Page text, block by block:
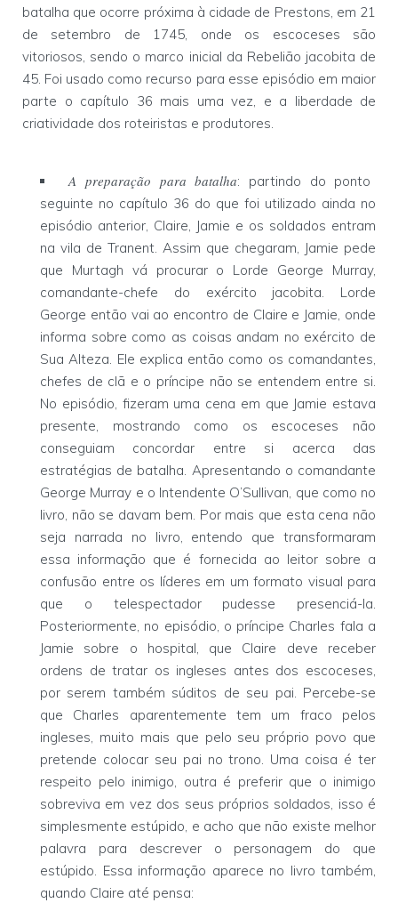
batalha que ocorre próxima à cidade de Prestons, em 21
de setembro de 1745, onde os escoceses são
vitoriosos, sendo o marco inicial da Rebelião jacobita de
45. Foi usado como recurso para esse episódio em maior
parte o capítulo 36 mais uma vez, e a liberdade de
criatividade dos roteiristas e produtores.
A preparação para batalha: partindo do ponto
seguinte no capítulo 36 do que foi utilizado ainda no
episódio anterior, Claire, Jamie e os soldados entram
na vila de Tranent. Assim que chegaram, Jamie pede
que Murtagh vá procurar o Lorde George Murray,
comandante-chefe do exército jacobita. Lorde
George então vai ao encontro de Claire e Jamie, onde
informa sobre como as coisas andam no exército de
Sua Alteza. Ele explica então como os comandantes,
chefes de clã e o príncipe não se entendem entre si.
No episódio, fizeram uma cena em que Jamie estava
presente, mostrando como os escoceses não
conseguiam concordar entre si acerca das
estratégias de batalha. Apresentando o comandante
George Murray e o Intendente O’Sullivan, que como no
livro, não se davam bem. Por mais que esta cena não
seja narrada no livro, entendo que transformaram
essa informação que é fornecida ao leitor sobre a
confusão entre os líderes em um formato visual para
que o telespectador pudesse presenciá-la.
Posteriormente, no episódio, o príncipe Charles fala a
Jamie sobre o hospital, que Claire deve receber
ordens de tratar os ingleses antes dos escoceses,
por serem também súditos de seu pai. Percebe-se
que Charles aparentemente tem um fraco pelos
ingleses, muito mais que pelo seu próprio povo que
pretende colocar seu pai no trono. Uma coisa é ter
respeito pelo inimigo, outra é preferir que o inimigo
sobreviva em vez dos seus próprios soldados, isso é
simplesmente estúpido, e acho que não existe melhor
palavra para descrever o personagem do que
estúpido. Essa informação aparece no livro também,
quando Claire até pensa: